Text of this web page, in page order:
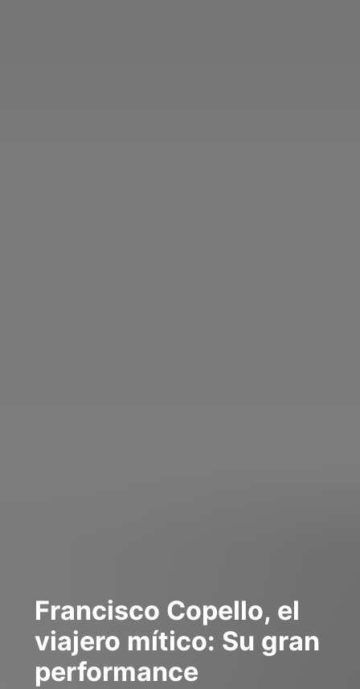
Francisco Copello, el
viajero mítico: Su gran
performance